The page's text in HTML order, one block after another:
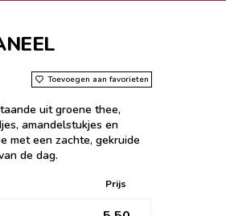
Superfoods
Toevoegen aan favorieten
uit groene thee,
amandelstukjes en
met een zachte, gekruide
de dag.
Prijs